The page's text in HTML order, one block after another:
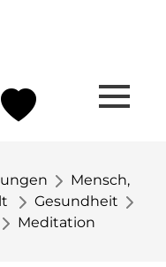
Mensch,
Gesundheit
Meditation